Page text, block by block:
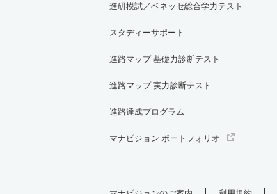
進研模試／ベネッセ総合学力テスト
スタディーサポート
進路マップ 基礎力診断テスト
進路マップ 実力診断テスト
進路達成プログラム
マナビジョン ポートフォリオ